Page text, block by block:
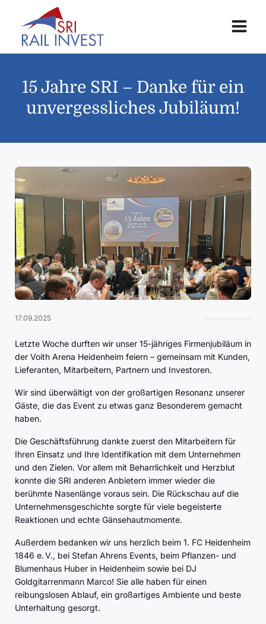
15 Jahre SRI – Danke für ein
unvergessliches Jubiläum!
17.09.2025
Letzte Woche durften wir unser 15-jähriges Firmenjubiläum in
der Voith Arena Heidenheim feiern – gemeinsam mit Kunden,
Lieferanten, Mitarbeitern, Partnern und Investoren.
Wir sind überwältigt von der großartigen Resonanz unserer
Gäste, die das Event zu etwas ganz Besonderem gemacht
haben.
Die Geschäftsführung dankte zuerst den Mitarbeitern für
Ihren Einsatz und Ihre Identifikation mit dem Unternehmen
und den Zielen. Vor allem mit Beharrlichkeit und Herzblut
konnte die SRI anderen Anbietern immer wieder die
berühmte Nasenlänge voraus sein. Die Rückschau auf die
Unternehmensgeschichte sorgte für viele begeisterte
Reaktionen und echte Gänsehautmomente.
Außerdem bedanken wir uns herzlich beim 1. FC Heidenheim
1846 e. V., bei Stefan Ahrens Events, beim Pflanzen- und
Blumenhaus Huber in Heidenheim sowie bei DJ
Goldgitarrenmann Marco! Sie alle haben für einen
reibungslosen Ablauf, ein großartiges Ambiente und beste
Unterhaltung gesorgt.